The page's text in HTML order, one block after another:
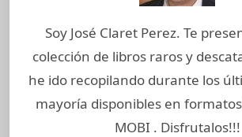
Soy José Claret Perez. Te
colección de libros raros y
he ido recopilando durante los
mayoría disponibles en formatos
MOBI . Disfrutalos!!!